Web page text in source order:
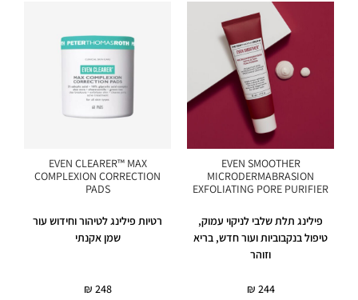
EVEN SMOOTHER
MICRODERMABRASION
EXFOLIATING PORE PURIFIER
₪ 244
פילינג תלת שלבי לניקוי עמוק,
טיפול בנקבוביות ועור חדש, בריא
וזוהר
EVEN CLEARER™ MAX
COMPLEXION CORRECTION
PADS
₪ 248
רטיות פילינג לטיהור וחידוש עור
שמן אקנתי